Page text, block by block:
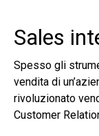
Sales
Spesso gli
vendita di
rivoluzionato
Customer